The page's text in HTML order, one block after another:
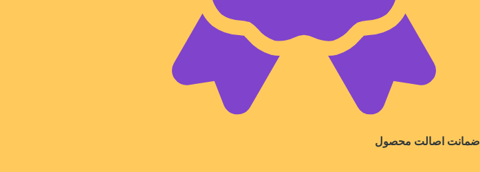
ضمانت اصالت محصول